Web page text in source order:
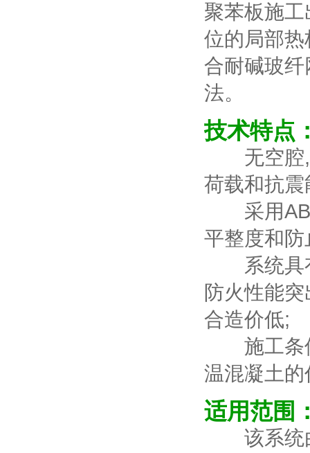
聚苯板施
位的局部
合耐碱玻
法。
技术特点
无空腔,
荷载和抗
采用ABS
平整度和
系统具有
防火性能
合造价低;
施工条件
温混凝土的
适用范围
该系统由